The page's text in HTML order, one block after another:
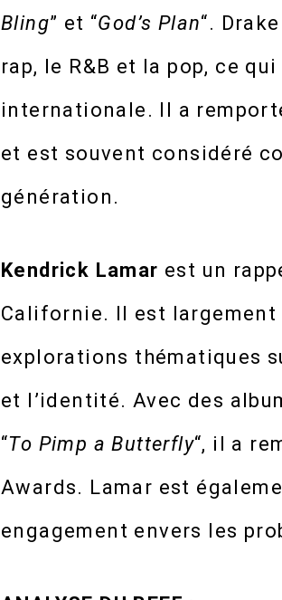
Bling” et “God’s Plan“.
rap, le R&B et la pop, ce
internationale. Il a
et est souvent considéré
génération.
Kendrick Lamar est un
Californie. Il est
explorations thématiques
et l’identité. Avec des
“To Pimp a Butterfly“, il a
Awards. Lamar est
engagement envers les